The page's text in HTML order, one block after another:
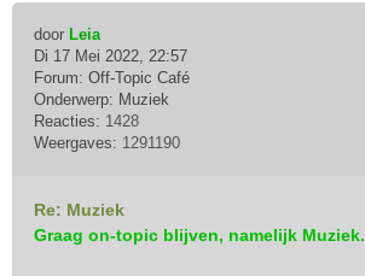
door Leia
Di 17 Mei 2022, 22:57
Forum: Off-Topic Café
Onderwerp: Muziek
Reacties: 1428
Weergaves: 1291190
Re: Muziek
Graag on-topic blijven, namelijk Muziek.